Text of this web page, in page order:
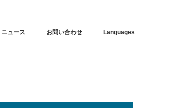
ニュース お問い合わせ Languages